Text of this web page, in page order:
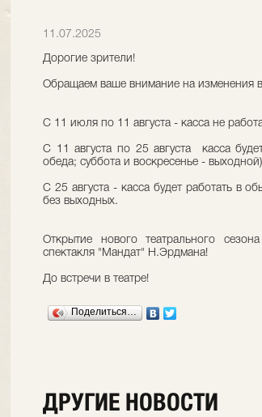
11.07.2025
Дорогие зрители!
Обращаем ваше внимание на изменения
С 11 июля по 11 августа - касса не
С 11 августа по 25 августа касса
обеда; суббота и воскресенье -
С 25 августа - касса будет работать в
без выходных.
Открытие нового театрального
спектакля "Мандат" Н.Эрдмана!
До встречи в театре!
Поделиться…
ДРУГИЕ НОВОСТИ